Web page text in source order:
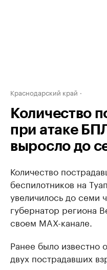
Краснодарский край
Количество
при атаке
выросло до
Количество
беспилотников на
увеличилось до семи
губернатор региона
своем MAХ-канале.
Ранее было известно о
двух пострадавших